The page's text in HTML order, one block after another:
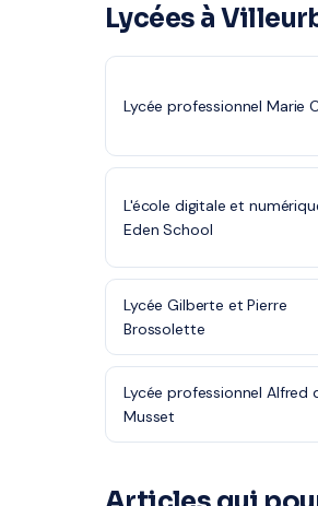
Lycées à
Lycée professionnel Marie
L'école digitale et
Eden School
Lycée Gilberte et Pierre
Brossolette
Lycée professionnel Alfred
Musset